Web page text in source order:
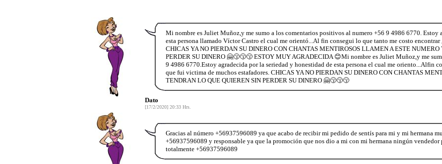
Mi nombre es Juliet Muñoz,y me sumo a los comentarios positivos al numero +56 9 4986 6770. Estoy
esta persona llamado Víctor Castro el cual me orientó...Al fin consegui lo que tanto me costo encontrar
CHICAS YA NO PIERDAN SU DINERO CON CHANTAS MENTIROSOS LLAMEN A ESTE
PERDER SU DINERO 🤗😙😙😙 ESTOY MUY AGRADECIDA 😊Mi nombre es Juliet Muñoz,y me
9 4986 6770.Estoy agradecida por la seriedad y honestidad de esta persona el cual me oriento...Alfin
que fui victima de muchos estafadores. CHICAS YA NO PIERDAN SU DINERO CON CHANTAS
TENDRAN LO QUE QUIEREN SIN PERDER SU DINERO 🤗😙😙😙
Dato
[17/2/2020] 20:33 Hrs.
Gracias al número +56937596089 ya que acabo de recibir mi pedido de sentís para mi y mi hermana
+56937596089 y responsable ya que la promoción que nos dio a mi con mi hermana ningún vendedor
totalmente +56937596089